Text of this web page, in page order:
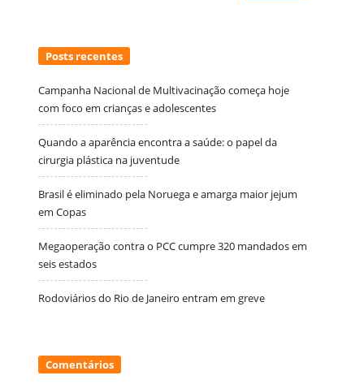
Posts recentes
Campanha Nacional de Multivacinação começa hoje
com foco em crianças e adolescentes
Quando a aparência encontra a saúde: o papel da
cirurgia plástica na juventude
Brasil é eliminado pela Noruega e amarga maior jejum
em Copas
Megaoperação contra o PCC cumpre 320 mandados em
seis estados
Rodoviários do Rio de Janeiro entram em greve
Comentários